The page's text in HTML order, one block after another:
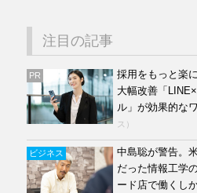
注目の記事
PR
採用をもっと楽
大幅改善「
ル」が効果的な
ス）
ビジネス
中島聡が警告。
だった情報工学
ード店で働くし